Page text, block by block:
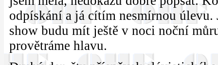
odpískání a já cítím nesmírnou úlevu.
show budu mít ještě v noci noční
provětráme hlavu.